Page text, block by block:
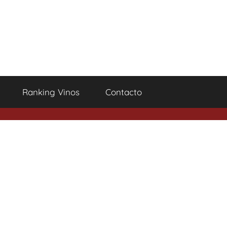
Ranking Vinos Contacto